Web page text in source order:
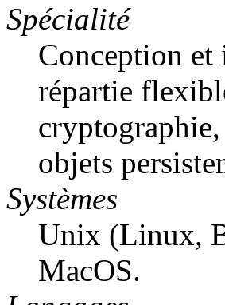
Spécialité
Conception
répartie
objets
Systèmes
Unix (Linux,
MacOS.